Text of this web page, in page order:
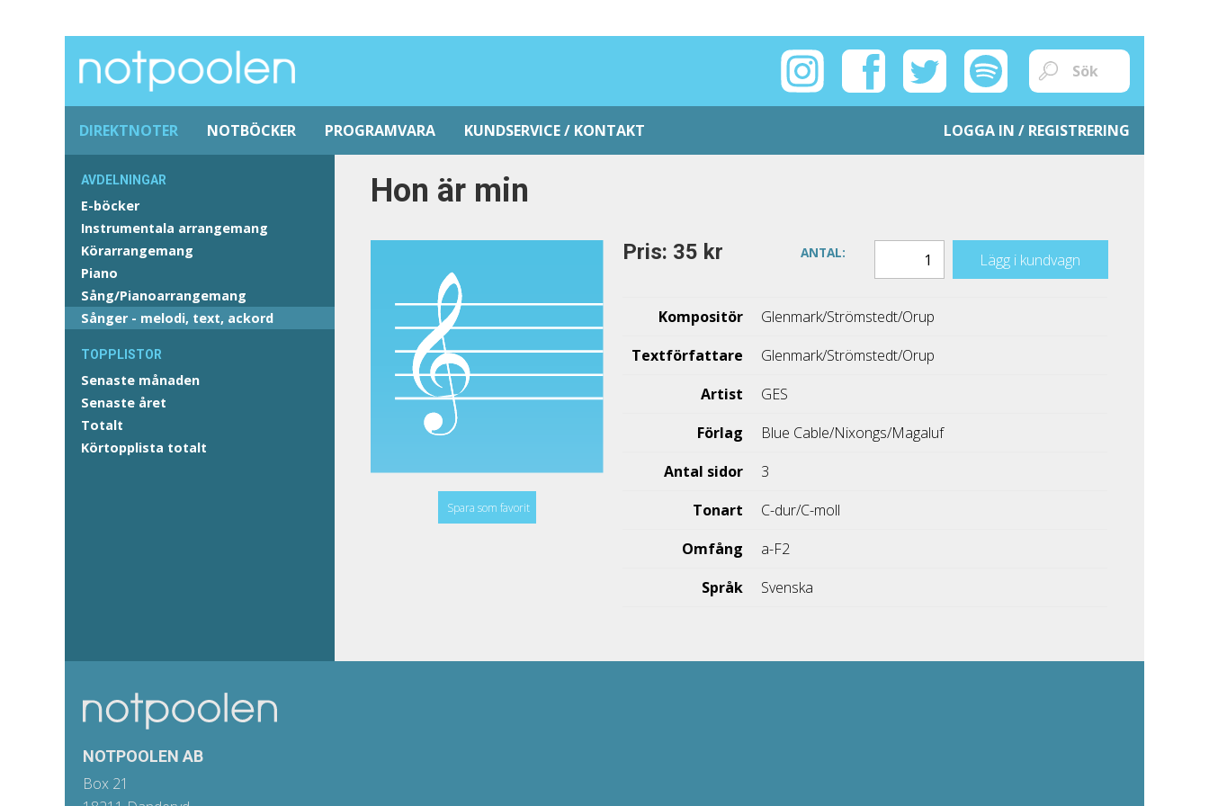
DIREKTNOTER NOTBÖCKER PROGRAMVARA KUNDSERVICE / KONTAKT LOGGA IN / REGISTRERING
AVDELNINGAR
E-böcker
Instrumentala arrangemang
Körarrangemang
Piano
Sång/Pianoarrangemang
Sånger - melodi, text, ackord
TOPPLISTOR
Senaste månaden
Senaste året
Totalt
Körtopplista totalt
Hon är min
Spara som favorit
Pris: 35 kr ANTAL: Lägg i kundvagn
Kompositör
Glenmark/Strömstedt/Orup
Textförfattare
Glenmark/Strömstedt/Orup
Artist
GES
Förlag
Blue Cable/Nixongs/Magaluf
Antal sidor
3
Tonart
C-dur/C-moll
Omfång
a-F2
Språk
Svenska
NOTPOOLEN AB
Box 21